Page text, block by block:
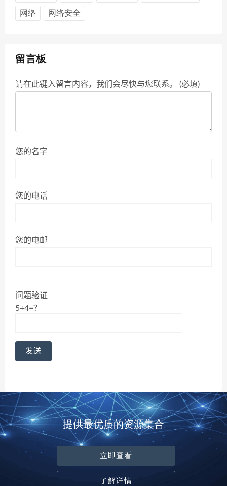
网络 网络安全
留言板
请在此键入留言内容，我们会尽快与您联系。 (必填)
您的名字
您的电话
您的电邮
问题验证
5+4=？
提供最优质的资源集合
立即查看
了解详情